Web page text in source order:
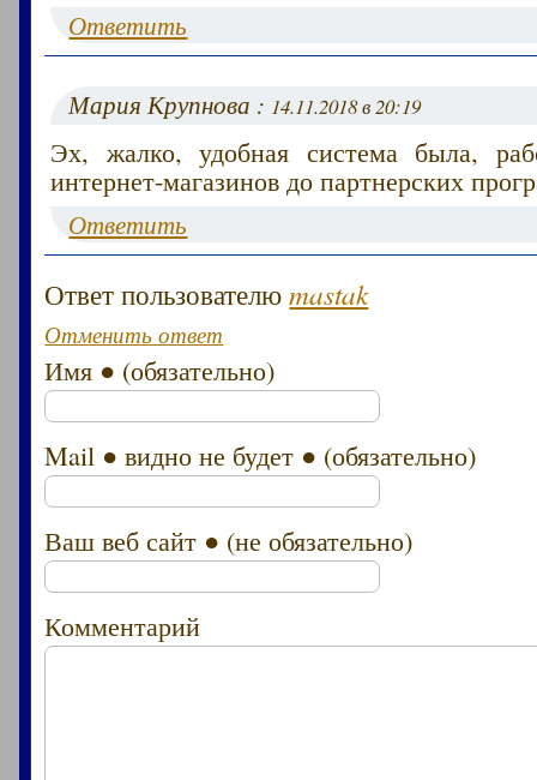
Ответить
Мария Крупнова : 14.11.2018 в 20:19
Эх, жалко, удобная система была,
интернет-магазинов до партнерских
Ответить
Ответ пользователюmastak
Отменить ответ
Имя ● (обязательно)
Mail ● видно не будет ● (обязательно)
Ваш веб сайт ● (не обязательно)
Комментарий